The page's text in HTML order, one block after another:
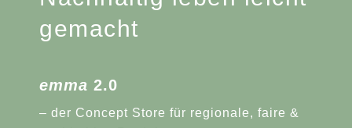
gemacht
emma 2.0
– der Concept Store für regionale, faire &